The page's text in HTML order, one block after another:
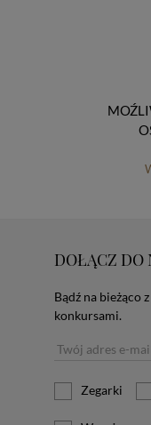
DOŁĄCZ DO
Bądź na bieżąco
konkursami.
Zegarki